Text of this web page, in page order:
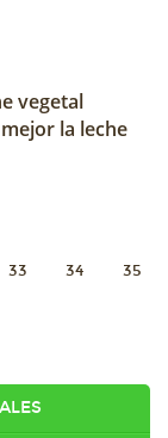
vegetal
la leche
33 34 35